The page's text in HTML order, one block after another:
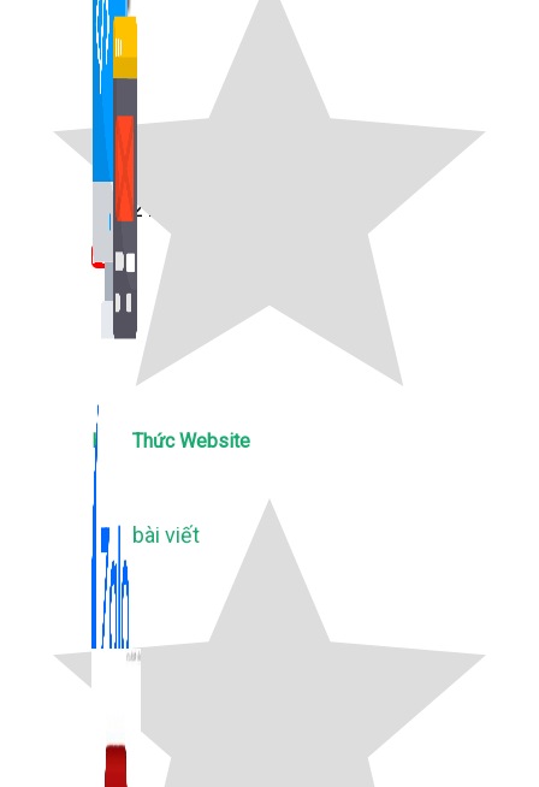
Bán Hàng Online
2,632 bài viết
New
Kiến Thức Website
309 bài viết